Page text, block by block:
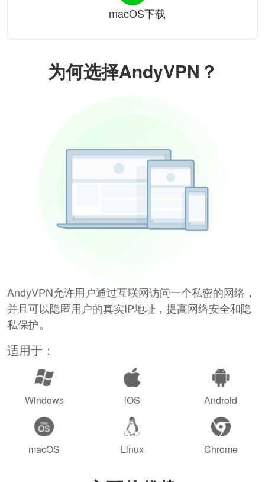
为何选择AndyVPN？
AndyVPN允许用户通过互联网访问一个私密的网络，
并且可以隐匿用户的真实IP地址，提高网络安全和隐
私保护。
适用于：
Windows iOS Android
macOS Linux Chrome
macOS下载